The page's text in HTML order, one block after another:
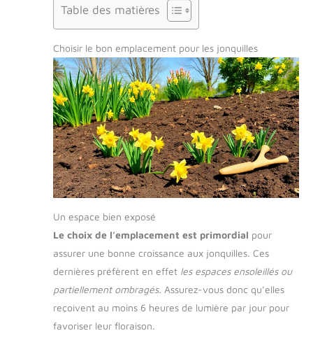
Table des matières
Choisir le bon emplacement pour les jonquilles
Un espace bien exposé
Le choix de l’emplacement est primordial pour
assurer une bonne croissance aux jonquilles. Ces
dernières préfèrent en effet les espaces ensoleillés ou
partiellement ombragés. Assurez-vous donc qu’elles
reçoivent au moins 6 heures de lumière par jour pour
favoriser leur floraison.